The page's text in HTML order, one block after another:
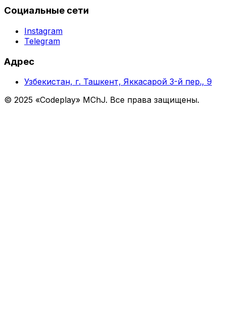
Социальные сети
Instagram
Telegram
Адрес
Узбекистан, г. Ташкент, Яккасарой 3-й пер., 9
© 2025 «Codeplay» MChJ. Все права защищены.